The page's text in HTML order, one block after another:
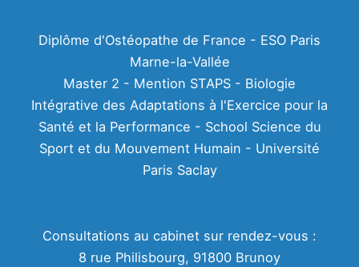
Diplôme d'Ostéopathe de France - ESO Paris
Marne-la-Vallée
Master 2 - Mention STAPS - Biologie
Intégrative des Adaptations à l'Exercice pour la
Santé et la Performance - School Science du
Sport et du Mouvement Humain - Université
Paris Saclay
Consultations au cabinet sur rendez-vous :
8 rue Philisbourg, 91800 Brunoy